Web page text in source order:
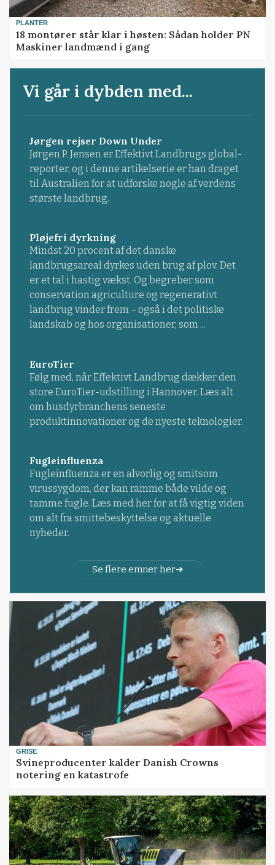
PLANTER
18 montører står klar i høsten: Sådan holder PN
Maskiner landmænd i gang
Vi går i dybden med...
Jørgen rejser Down Under
Jørgen P. Jensen er Effektivt Landbrugs global-
reporter, og i denne artikelserie er han draget
til Australien for at udforske nogle af verdens
største landbrug.
Pløjefri dyrkning
Mindst 20 procent af det danske
landbrugsareal dyrkes uden brug af plov. Det
er et tal i hastig vækst. Og begreber som
conservation agriculture og regenerativt
landbrug vinder frem – også i det politiske
landskab og hos organisationer, som ...
EuroTier
Følg med, når Effektivt Landbrug dækker den
store EuroTier-udstilling i Hannover. Læs alt
om husdyrbranchens seneste
produktinnovationer og de nyeste teknologier.
Fugleinfluenza
Fugleinfluenza er en alvorlig og smitsom
virussygdom, der kan ramme både vilde og
tamme fugle. Læs med her for at få vigtig viden
om alt fra smittebeskyttelse og aktuelle
nyheder.
Se flere emner her
GRISE
Svineproducenter kalder Danish Crowns
notering en katastrofe